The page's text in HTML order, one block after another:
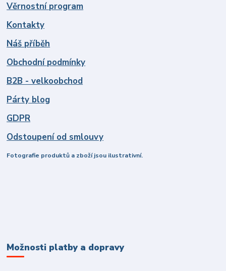
Věrnostní program
Kontakty
Náš příběh
Obchodní podmínky
B2B - velkoobchod
Párty blog
GDPR
Odstoupení od smlouvy
Fotografie produktů a zboží jsou ilustrativní.
Možnosti platby a dopravy